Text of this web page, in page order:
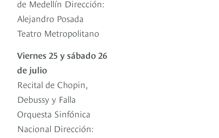
de Medellín Dirección:
Alejandro Posada
Teatro Metropolitano
Viernes 25 y sábado 26
de julio
Recital de Chopin,
Debussy y Falla
Orquesta Sinfónica
Nacional Dirección: